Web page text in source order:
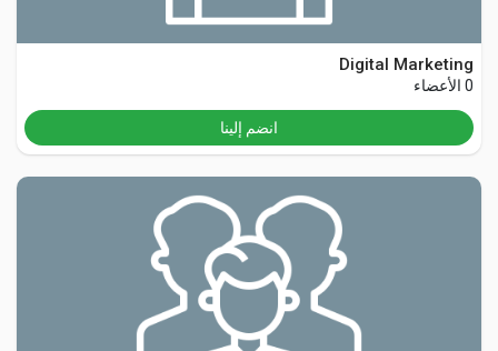
Digital Marketing
0 الأعضاء
انضم إلينا